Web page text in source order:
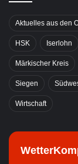
Aktuelles aus den
HSK Iserlohn
Märkischer Kreis
Siegen
Wirtschaft